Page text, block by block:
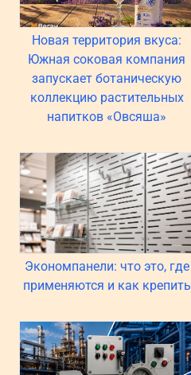
Новая территория вкуса:
Южная соковая компания
запускает ботаническую
коллекцию растительных
напитков «Овсяша»
Экономпанели: что это, где
применяются и как крепить